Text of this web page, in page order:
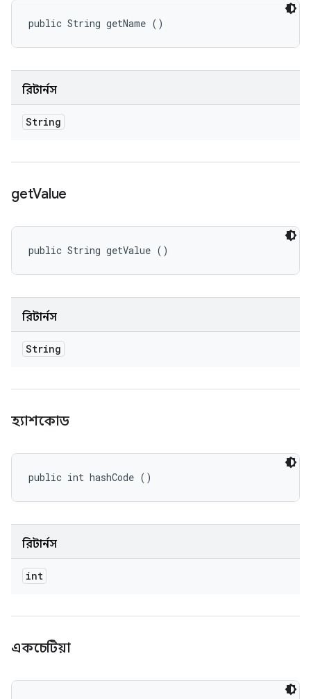
public String getName ()
রিটার্নস
String
getValue
public String getValue ()
রিটার্নস
String
হ্যাশকোড
public int hashCode ()
রিটার্নস
int
একচেটিয়া